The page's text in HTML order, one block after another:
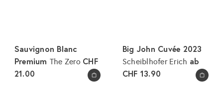
In den Warenkorb legen
Sauvignon Blanc
Premium The Zero CHF
21.00
In den Warenkorb legen
Big John Cuvée 2023
Scheiblhofer Erich ab
CHF 13.90